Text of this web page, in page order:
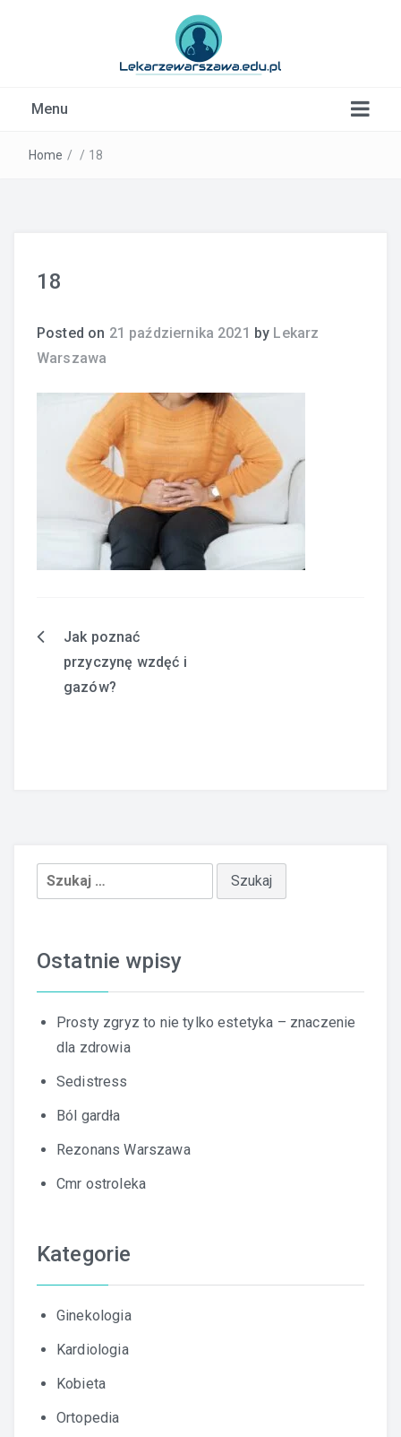
Menu
Home / / 18
18
Posted on 21 października 2021 by Lekarz
Warszawa
Nawigacja
Jak poznać
przyczynę wzdęć i
gazów?
Szukaj:
Ostatnie wpisy
Prosty zgryz to nie tylko estetyka – znaczenie
dla zdrowia
Sedistress
Ból gardła
Rezonans Warszawa
Cmr ostroleka
Kategorie
Ginekologia
Kardiologia
Kobieta
Ortopedia